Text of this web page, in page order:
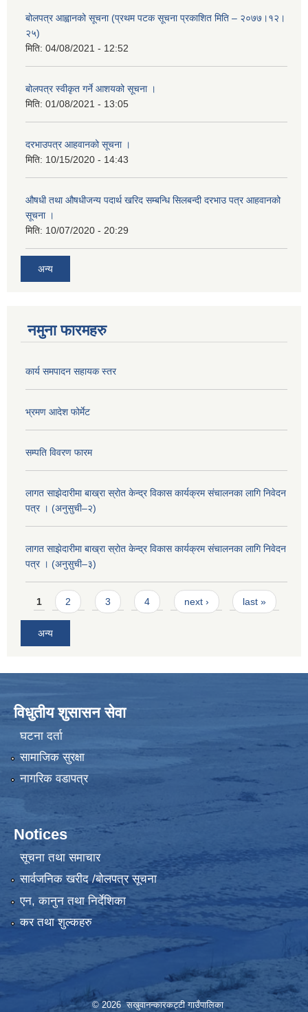
बोलपत्र आह्वानको सूचना (प्रथम पटक सूचना प्रकाशित मिति – २०७७।१२।
२५)
मिति: 04/08/2021 - 12:52
बोलपत्र स्वीकृत गर्ने आशयको सूचना ।
मिति: 01/08/2021 - 13:05
दरभाउपत्र आहवानको सूचना ।
मिति: 10/15/2020 - 14:43
औषधी तथा औषधीजन्य पदार्थ खरिद सम्बन्धि सिलबन्दी दरभाउ पत्र आहवानको
सूचना ।
मिति: 10/07/2020 - 20:29
अन्य
नमुना फारमहरु
कार्य समपादन सहायक स्तर
भ्रमण आदेश फोर्मेट
सम्पति विवरण फारम
लागत साझेदारीमा बाख्रा स्रोत केन्द्र विकास कार्यक्रम संचालनका लागि निवेदन
पत्र । (अनुसुची–२)
लागत साझेदारीमा बाख्रा स्रोत केन्द्र विकास कार्यक्रम संचालनका लागि निवेदन
पत्र । (अनुसुची–३)
Pages
1 2 3 4 next › last »
अन्य
विधुतीय शुसासन सेवा
घटना दर्ता
सामाजिक सुरक्षा
नागरिक वडापत्र
Notices
सूचना तथा समाचार
सार्वजनिक खरीद /बोलपत्र सूचना
एन, कानुन तथा निर्देशिका
कर तथा शुल्कहरु
© 2026 सखुवानन्कारकट्टी गाउँपालिका